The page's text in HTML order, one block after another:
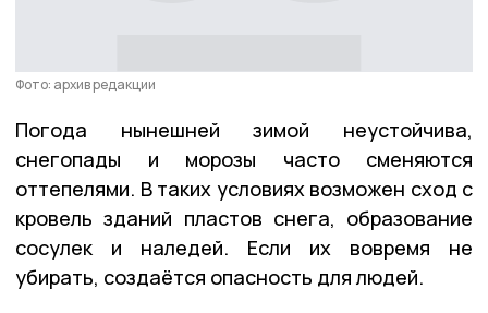
Фото: архив редакции
Погода нынешней зимой неустойчива,
снегопады и морозы часто сменяются
оттепелями. В таких условиях возможен сход с
кровель зданий пластов снега, образование
сосулек и наледей. Если их вовремя не
убирать, создаётся опасность для людей.